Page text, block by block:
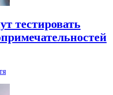
тестировать